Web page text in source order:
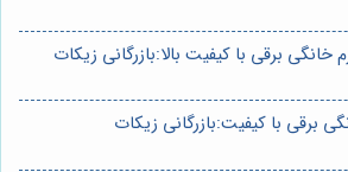
خانگی برقی با کیفیت بالا:بازرگانی زیکات
برقی با کیفیت:بازرگانی زیکات